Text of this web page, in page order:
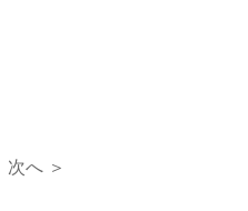
次へ ＞